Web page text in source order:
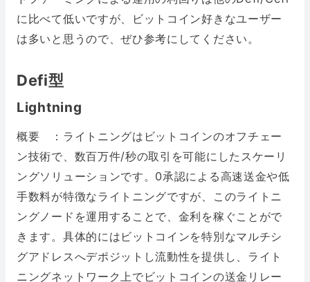
に比べて低いですが、ビットコイン好きなユーザー
は多いと思うので、ぜひ参考にしてください。
Defi型
Lightning
概要 ：ライトニングはビットコインのオフチェー
ン技術で、数百万件/秒の取引を可能にしたスケーリ
ングソリューションです。0承認による高速送金や低
手数料が特徴なライトニングですが、このライトニ
ングノードを運用することで、金利を稼ぐことがで
きます。具体的にはビットコインを特別なマルチシ
グアドレスへデポジットし流動性を提供し、ライト
ニングネットワーク上でビットコインの送金リレー